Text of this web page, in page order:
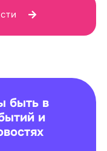
быть в
и